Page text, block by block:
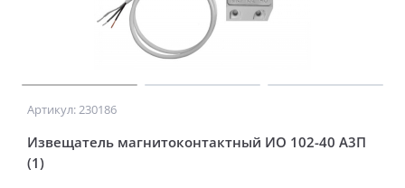
Артикул: 230186
Извещатель магнитоконтактный ИО 102-40 А3П
(1)